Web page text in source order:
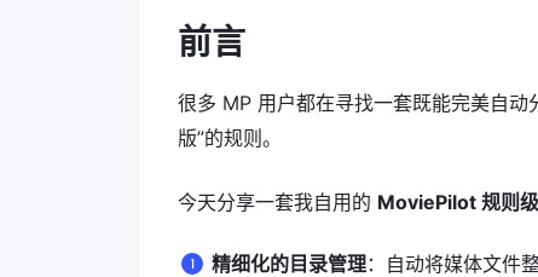
前言
很多 MP 用户都在寻找一套既能完美自
版”的规则。
今天分享一套我自用的 MoviePilot 规则
精细化的目录管理：自动将媒体文件